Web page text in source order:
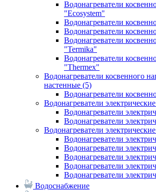
Водонагреватели
"Ecosystem"
Водонагреватели
Водонагреватели
Водонагреватели
"Termika"
Водонагреватели
"Thermex"
Водонагреватели косвенного
настенные (5)
Водонагреватели
Водонагреватели
Водонагреватели
Водонагреватели
Водонагреватели
Водонагреватели
Водонагреватели
Водонагреватели
Водонагреватели
Водонагреватели
Водоснабжение